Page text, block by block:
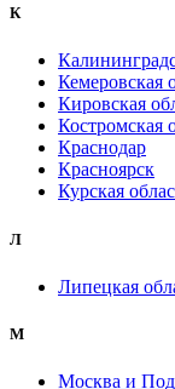
К
Кемеровская
Кировская
Костромская
Краснодар
Красноярск
Курская
Л
Липецкая
М
Москва и